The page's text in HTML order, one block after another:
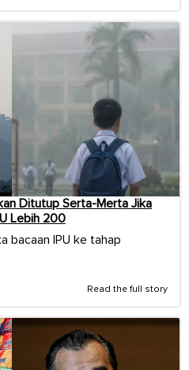
Ditutup Serta-Merta Jika
Lebih 200
bacaan IPU ke tahap
Read the full story